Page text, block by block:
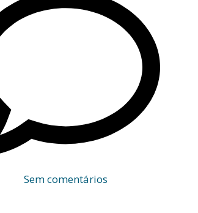
Sem comentários